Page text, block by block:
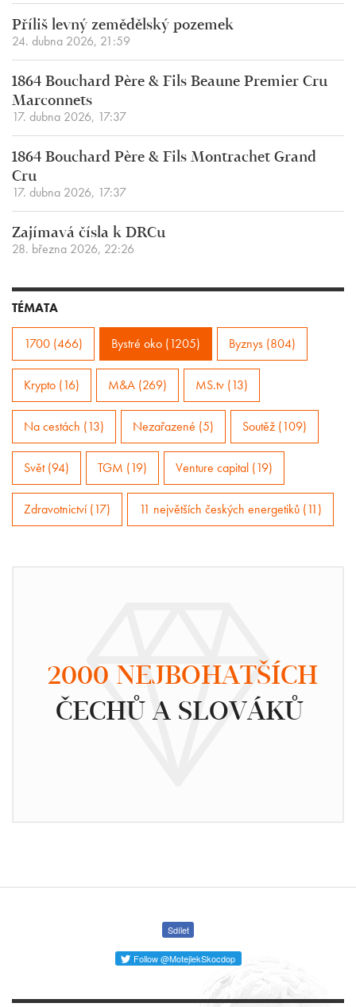
Příliš levný zemědělský pozemek
24. dubna 2026, 21:59
1864 Bouchard Père & Fils Beaune Premier Cru
Marconnets
17. dubna 2026, 17:37
1864 Bouchard Père & Fils Montrachet Grand
Cru
17. dubna 2026, 17:37
Zajímavá čísla k DRCu
28. března 2026, 22:26
TÉMATA
1700 (466) Bystré oko (1205) Byznys (804)
Krypto (16) M&A (269) MS.tv (13)
Na cestách (13) Nezařazené (5) Soutěž (109)
Svět (94) TGM (19) Venture capital (19)
Zdravotnictví (17) 11 největších českých energetiků (11)
2000 NEJBOHATŠÍCH
ČECHŮ A SLOVÁKŮ
Sdílet
Follow @MotejlekSkocdop